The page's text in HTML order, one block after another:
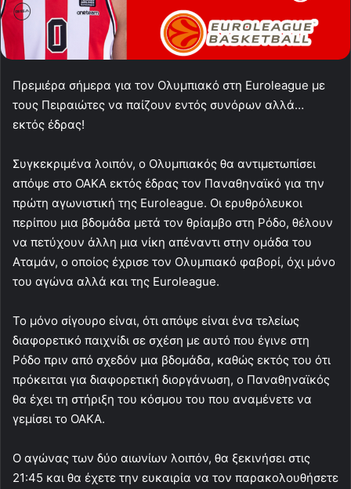
Πρεμιέρα σήμερα για τον Ολυμπιακό στη Euroleague με
τους Πειραιώτες να παίζουν εντός συνόρων αλλά…
εκτός έδρας!
Συγκεκριμένα λοιπόν, ο Ολυμπιακός θα αντιμετωπίσει
απόψε στο ΟΑΚΑ εκτός έδρας τον Παναθηναϊκό για την
πρώτη αγωνιστική της Euroleague. Οι ερυθρόλευκοι
περίπου μια βδομάδα μετά τον θρίαμβο στη Ρόδο, θέλουν
να πετύχουν άλλη μια νίκη απέναντι στην ομάδα του
Αταμάν, ο οποίος έχρισε τον Ολυμπιακό φαβορί, όχι μόνο
του αγώνα αλλά και της Euroleague.
Το μόνο σίγουρο είναι, ότι απόψε είναι ένα τελείως
διαφορετικό παιχνίδι σε σχέση με αυτό που έγινε στη
Ρόδο πριν από σχεδόν μια βδομάδα, καθώς εκτός του ότι
πρόκειται για διαφορετική διοργάνωση, ο Παναθηναϊκός
θα έχει τη στήριξη του κόσμου του που αναμένετε να
γεμίσει το ΟΑΚΑ.
Ο αγώνας των δύο αιωνίων λοιπόν, θα ξεκινήσει στις
21:45 και θα έχετε την ευκαιρία να τον παρακολουθήσετε